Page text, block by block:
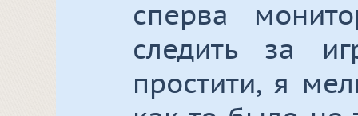
сперва
следить за
простити, я